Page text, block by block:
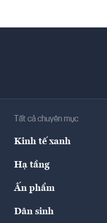
Tất cả chuyên mục
Kinh tế xanh
Hạ tầng
Ấn phẩm
Dân sinh